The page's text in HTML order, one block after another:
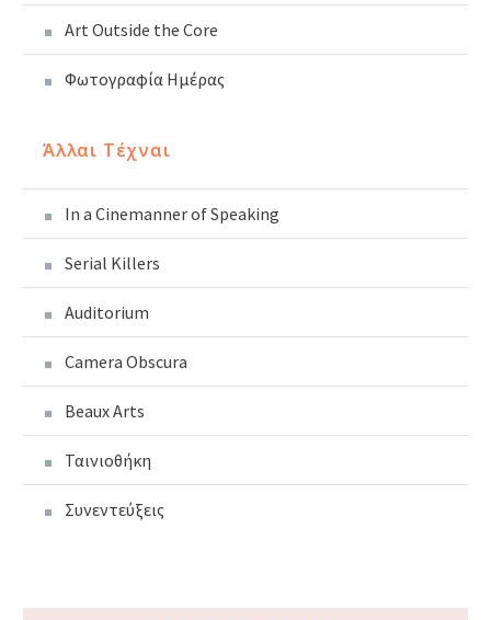
Art Outside the Core
Φωτογραφία Ημέρας
Άλλαι Τέχναι
In a Cinemanner of Speaking
Serial Killers
Auditorium
Camera Obscura
Beaux Arts
Ταινιοθήκη
Συνεντεύξεις